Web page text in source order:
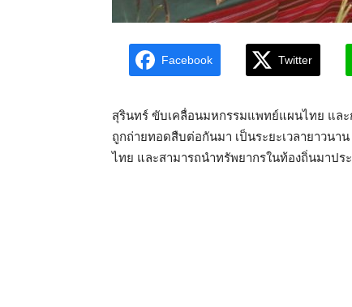
Facebook Twitter
สุรินทร์ ขับเคลื่อนมหกรรมแพทย์แผนไทย แ
ถูกถ่ายทอดสืบต่อกันมา เป็นระยะเวลายาวน
ไทย และสามารถนำทรัพยากรในท้องถิ่นมาป